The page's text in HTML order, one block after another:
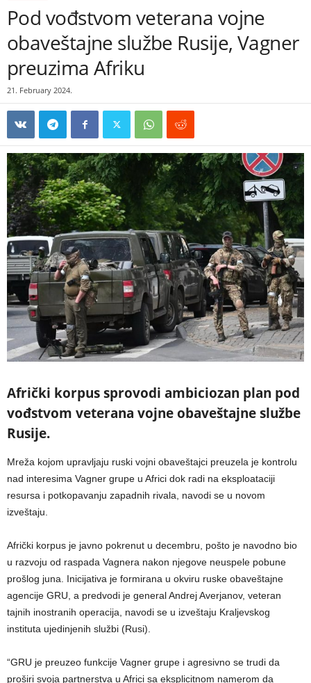
Pod vođstvom veterana vojne
obaveštajne službe Rusije, Vagner
preuzima Afriku
21. February 2024.
Afrički korpus sprovodi ambiciozan plan pod
vođstvom veterana vojne obaveštajne službe
Rusije.
Mreža kojom upravljaju ruski vojni obaveštajci preuzela je kontrolu
nad interesima Vagner grupe u Africi dok radi na eksploataciji
resursa i potkopavanju zapadnih rivala, navodi se u novom
izveštaju.
Afrički korpus je javno pokrenut u decembru, pošto je navodno bio
u razvoju od raspada Vagnera nakon njegove neuspele pobune
prošlog juna. Inicijativa je formirana u okviru ruske obaveštajne
agencije GRU, a predvodi je general Andrej Averjanov, veteran
tajnih inostranih operacija, navodi se u izveštaju Kraljevskog
instituta ujedinjenih službi (Rusi).
“GRU je preuzeo funkcije Vagner grupe i agresivno se trudi da
proširi svoja partnerstva u Africi sa eksplicitnom namerom da